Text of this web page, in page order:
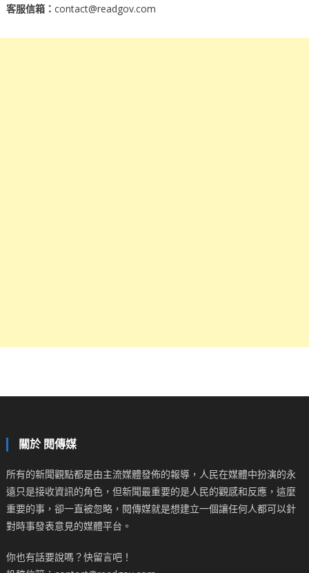
客服信箱： contact@readgov.com
關於 閱傳媒
所有的新聞觀點都是由主流媒體發佈的報導，人民在媒體中扮演的永
遠只是接收資訊的角色，但新聞最重要的是人民的觀感和反應，這麼
重要的事，卻一直被忽略，閱傳媒就是想建立一個讓任何人都可以針
對時事發表意見的媒體平台。
你也有話要說嗎？快留言吧！